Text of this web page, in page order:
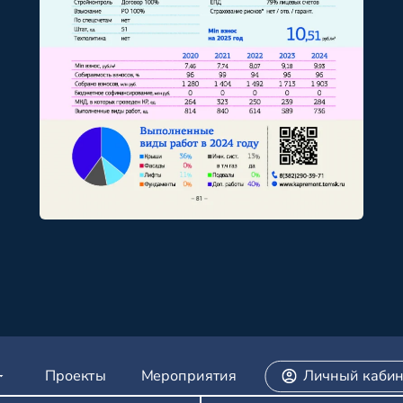
Проекты Мероприятия Личный